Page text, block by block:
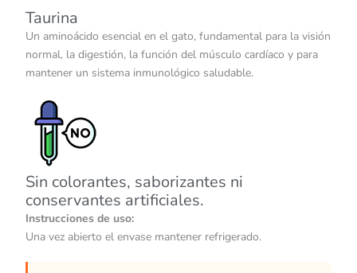
Taurina
Un aminoácido esencial en el gato, fundamental para la visión
normal, la digestión, la función del músculo cardíaco y para
mantener un sistema inmunológico saludable.
Sin colorantes, saborizantes ni
conservantes artificiales.
Instrucciones de uso:
Una vez abierto el envase mantener refrigerado.